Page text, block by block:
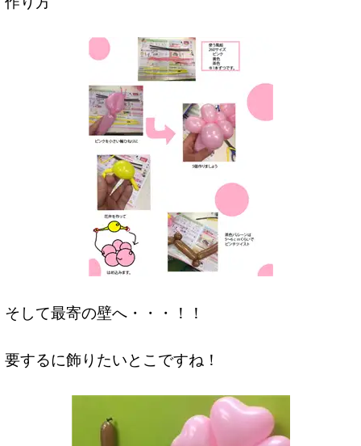
そして最寄の壁へ・・・！！
要するに飾りたいとこですね！